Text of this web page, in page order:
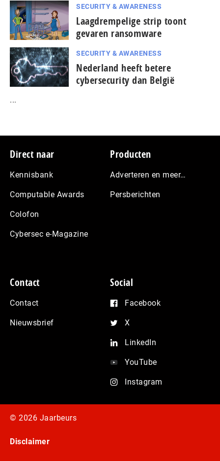
SECURITY & AWARENESS
Laagdrempelige strip toont
gevaren ransomware
SECURITY & AWARENESS
Nederland heeft betere
cybersecurity dan België
...
Footer
Direct naar
Kennisbank
Computable Awards
Colofon
Cybersec e-Magazine
Producten
Adverteren en meer…
Persberichten
Contact
Contact
Nieuwsbrief
Social
Facebook
X
LinkedIn
YouTube
Instagram
© 2026 Jaarbeurs
Disclaimer